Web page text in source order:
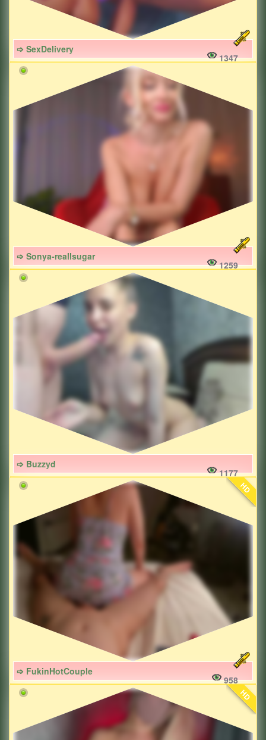
➩ SexDelivery
1347
➩ Sonya-reallsugar
1259
➩ Buzzyd
1177
HD
➩ FukinHotCouple
958
HD